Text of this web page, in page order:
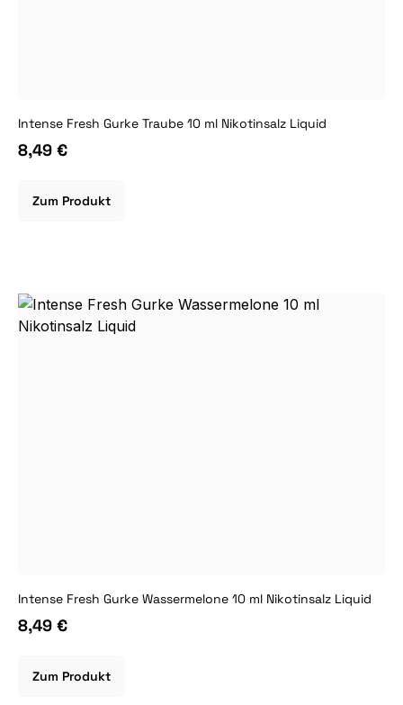
Intense Fresh Gurke Traube 10 ml Nikotinsalz Liquid
8,49 €
Zum Produkt
Intense Fresh Gurke Wassermelone 10 ml Nikotinsalz Liquid
8,49 €
Zum Produkt